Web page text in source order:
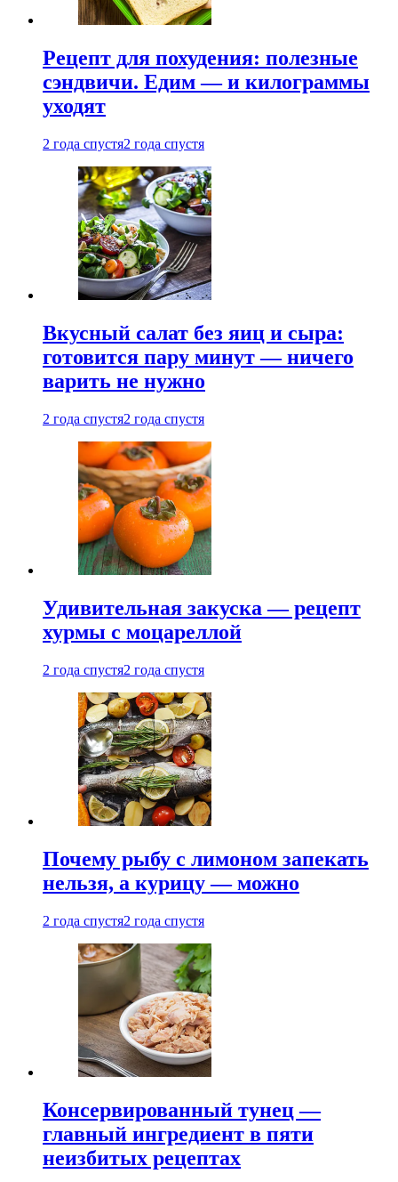
Рецепт для похудения: полезные
сэндвичи. Едим — и килограммы
уходят
2 года спустя2 года спустя
Вкусный салат без яиц и сыра:
готовится пару минут — ничего
варить не нужно
2 года спустя2 года спустя
Удивительная закуска — рецепт
хурмы с моцареллой
2 года спустя2 года спустя
Почему рыбу с лимоном запекать
нельзя, а курицу — можно
2 года спустя2 года спустя
Консервированный тунец —
главный ингредиент в пяти
неизбитых рецептах